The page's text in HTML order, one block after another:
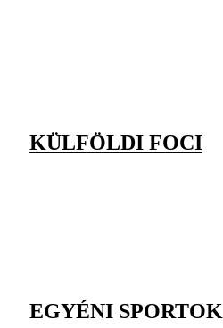
KÜLFÖLDI FOCI
EGYÉNI SPORTOK